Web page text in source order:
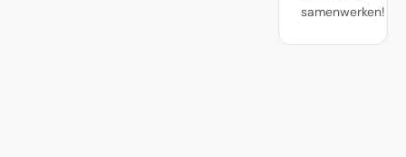
samenwerken!